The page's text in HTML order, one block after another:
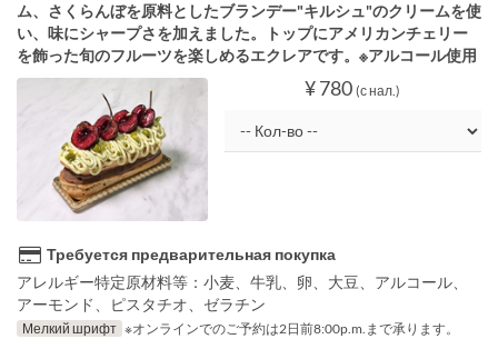
ム、さくらんぼを原料としたブランデー"キルシュ"のクリームを使
い、味にシャープさを加えました。トップにアメリカンチェリー
を飾った旬のフルーツを楽しめるエクレアです。※アルコール使用
¥ 780 (с нал.)
Требуется предварительная покупка
アレルギー特定原材料等：小麦、牛乳、卵、大豆、アルコール、
アーモンド、ピスタチオ、ゼラチン
Мелкий шрифт ※オンラインでのご予約は2日前8:00p.m.まで承ります。